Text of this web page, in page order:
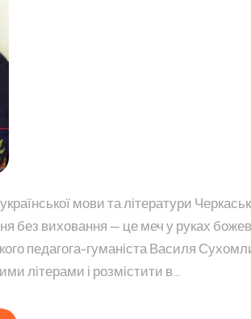
мови та літератури
без виховання — це меч у руках
педагога-гуманіста Василя
літерами і розмістити в…